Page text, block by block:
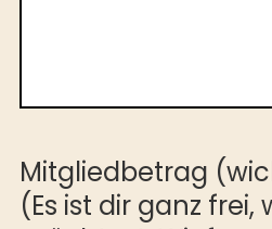
Mitgliedbetrag
(Es ist dir ganz frei,